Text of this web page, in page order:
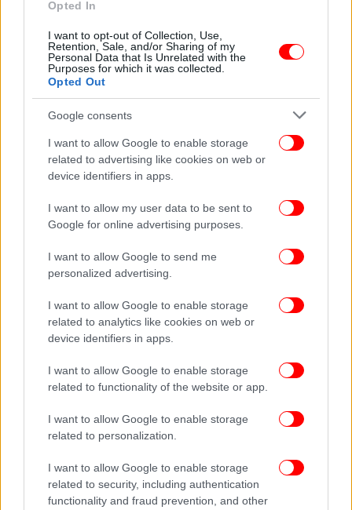
Opted In
I want to opt-out of Collection, Use,
Retention, Sale, and/or Sharing of my
Personal Data that Is Unrelated with the
Purposes for which it was collected.
Opted Out
Google consents
I want to allow Google to enable storage
related to advertising like cookies on web or
device identifiers in apps.
I want to allow my user data to be sent to
Google for online advertising purposes.
I want to allow Google to send me
personalized advertising.
I want to allow Google to enable storage
related to analytics like cookies on web or
device identifiers in apps.
I want to allow Google to enable storage
related to functionality of the website or app.
I want to allow Google to enable storage
related to personalization.
I want to allow Google to enable storage
related to security, including authentication
functionality and fraud prevention, and other
ΕΛΛΑΔΑ 17/02/2026 13:08
Στο Αυτόφωρο η τραγουδίστρια που υπό την
επήρεια αλκοόλ παρέσυρε αυτοκίνητα στο
Κολωνάκι
ΕΛΛΑΔΑ 26/01/2026 09:16
Βορίζια: Στα δικαστήρια οι γονείς του Φανούρη
Καργάκη -Δικάζονται στο Αυτόφωρο μετά το νέο
«επεισόδιο»